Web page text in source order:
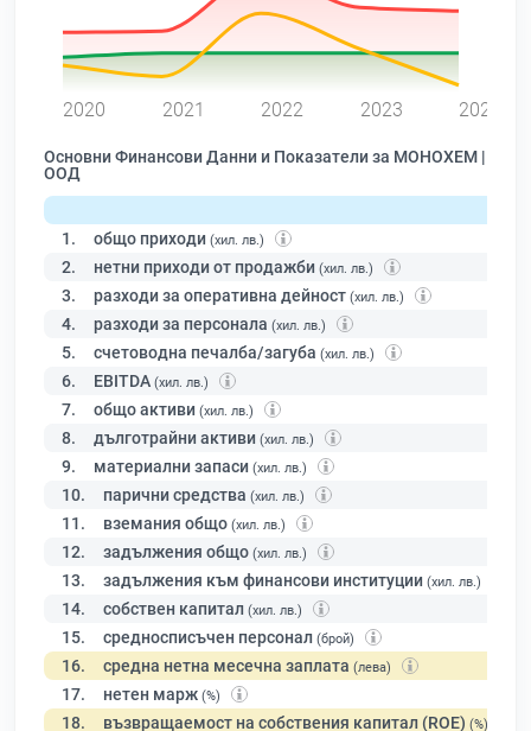
2020 2021 2022 2023 2024
Основни Финансови Данни и Показатели за МОНОХЕМ |
ООД
1. общо приходи (хил. лв.)
2. нетни приходи от продажби (хил. лв.)
3. разходи за оперативна дейност (хил. лв.)
4. разходи за персонала (хил. лв.)
5. счетоводна печалба/загуба (хил. лв.)
6. EBITDA (хил. лв.)
7. общо активи (хил. лв.)
8. дълготрайни активи (хил. лв.)
9. материални запаси (хил. лв.)
10. парични средства (хил. лв.)
11. вземания общо (хил. лв.)
12. задължения общо (хил. лв.)
13. задължения към финансови институции (хил. лв.)
14. собствен капитал (хил. лв.)
15. средносписъчен персонал (брой)
16. средна нетна месечна заплата (лева)
17. нетен марж (%)
18. възвращаемост на собствения капитал (ROE) (%)